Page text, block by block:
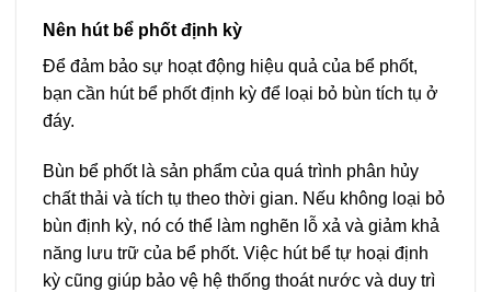
Nên hút bể phốt định kỳ
Để đảm bảo sự hoạt động hiệu quả của bể phốt,
bạn cần hút bể phốt định kỳ để loại bỏ bùn tích tụ ở
đáy.
Bùn bể phốt là sản phẩm của quá trình phân hủy
chất thải và tích tụ theo thời gian. Nếu không loại bỏ
bùn định kỳ, nó có thể làm nghẽn lỗ xả và giảm khả
năng lưu trữ của bể phốt. Việc hút bể tự hoại định
kỳ cũng giúp bảo vệ hệ thống thoát nước và duy trì